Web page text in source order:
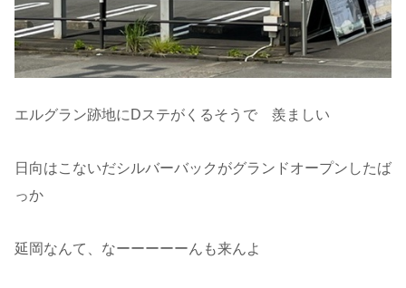
エルグラン跡地にDステがくるそうで 羨ましい
日向はこないだシルバーバックがグランドオープンしたば
っか
延岡なんて、なーーーーーんも来んよ